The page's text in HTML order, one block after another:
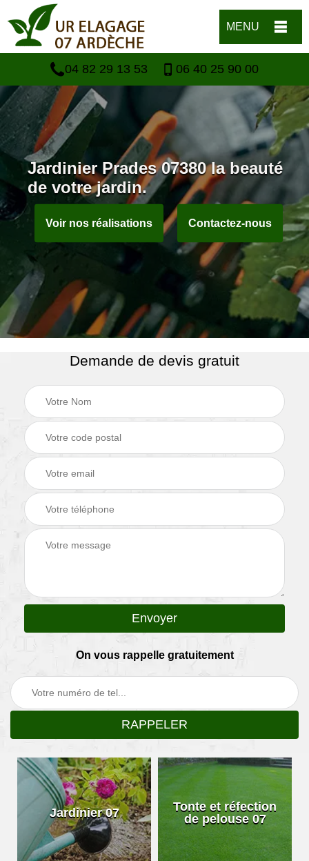
MENU
04 82 29 13 53 06 40 25 90 00
Jardinier Prades 07380 la beauté
de votre jardin.
Voir nos réalisations Contactez-nous
Demande de devis gratuit
On vous rappelle gratuitement
Jardinier 07
Tonte et réfection
de pelouse 07